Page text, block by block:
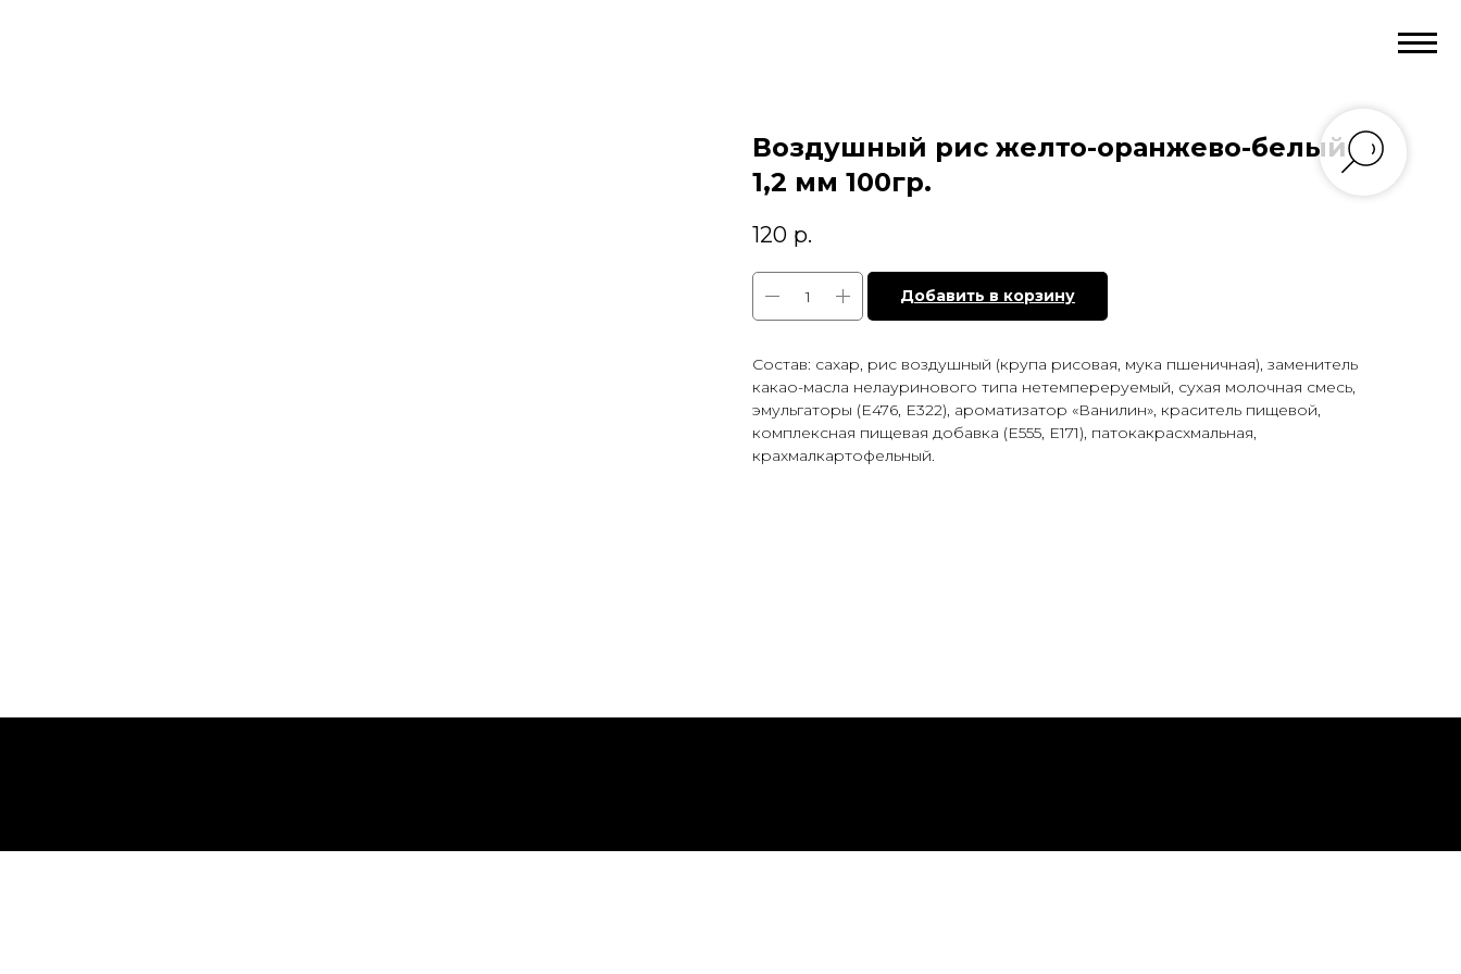
Воздушный рис желто-оранжево-белый
1,2 мм 100гр.
120 р.
Добавить в корзину
Состав: сахар, рис воздушный (крупа рисовая, мука пшеничная), заменитель
какао-масла нелауринового типа нетемпереруемый, сухая молочная смесь,
эмульгаторы (Е476, Е322), ароматизатор «Ванилин», краситель пищевой,
комплексная пищевая добавка (Е555, Е171), патокакрасхмальная,
крахмалкартофельный.